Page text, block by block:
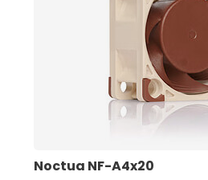
Noctua NF-A4x20